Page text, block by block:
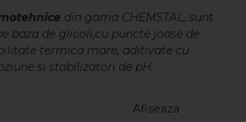
din gama CHEMSTAL, sunt
baza de glicoli,cu puncte joase de
termica mare, aditivate cu
si stabilizatori de pH.
Afiseaza